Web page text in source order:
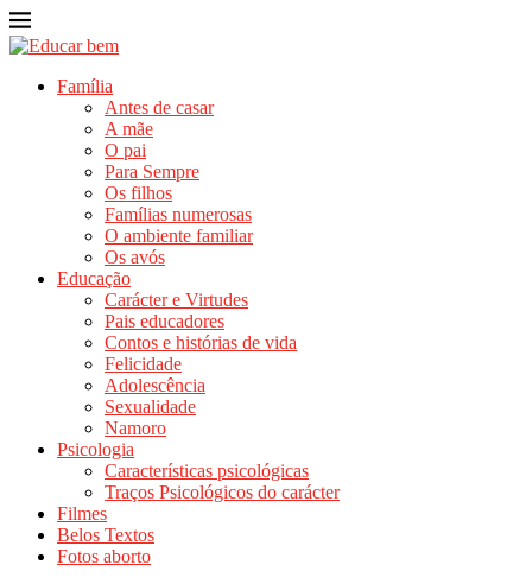
Família
Antes de casar
A mãe
O pai
Para Sempre
Os filhos
Famílias numerosas
O ambiente familiar
Os avós
Educação
Carácter e Virtudes
Pais educadores
Contos e histórias de vida
Felicidade
Adolescência
Sexualidade
Namoro
Psicologia
Características psicológicas
Traços Psicológicos do carácter
Filmes
Belos Textos
Fotos aborto